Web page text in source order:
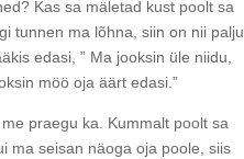
Kas sa mäletad kust poolt sa
tunnen ma lõhna, siin on nii palju
edasi, ” Ma jooksin üle niidu,
möö oja äärt edasi.”
praegu ka. Kummalt poolt sa
ma seisan näoga oja poole, siis